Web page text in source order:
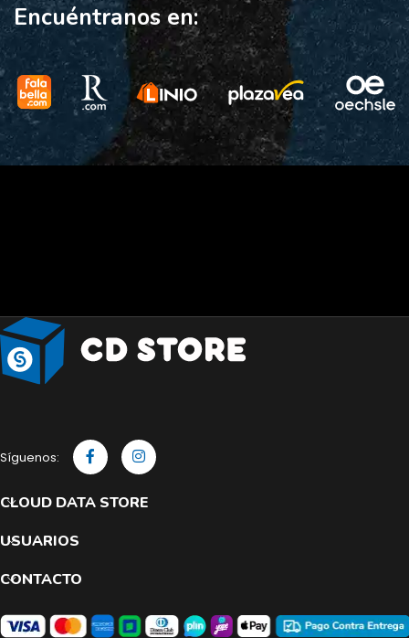
Encuéntranos en:
Síguenos:
CLOUD DATA STORE
USUARIOS
CONTACTO